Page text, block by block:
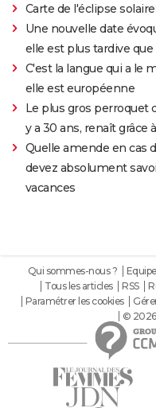
Carte de l'éclipse
Une nouvelle date
elle est plus tardive
C'est la langue qui a le
elle est européenne
Le plus gros perroquet
y a 30 ans, renaît grâce
Quelle amende en cas
devez absolument
vacances
Qui sommes-nous ? Equipe
Tous les articles
RSS
Paramétrer les cookies
©